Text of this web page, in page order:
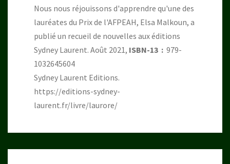
Nous nous réjouissons d'apprendre qu'une des
lauréates du Prix de l'AFPEAH, Elsa Malkoun, a
publié un recueil de nouvelles aux éditions
Sydney Laurent. Août 2021,
ISBN-13 ‏ : ‎ 979-
1032645604
Sydney Laurent Editions.
https://editions-sydney-
laurent.fr/livre/laurore/